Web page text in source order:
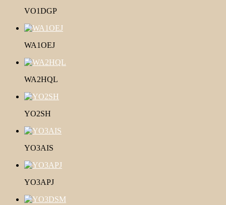
VO1DGP
WA1OEJ
WA2HQL
YO2SH
YO3AIS
YO3APJ